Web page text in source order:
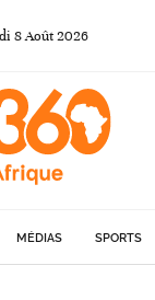
8Août2026
MÉDIAS SPORTS